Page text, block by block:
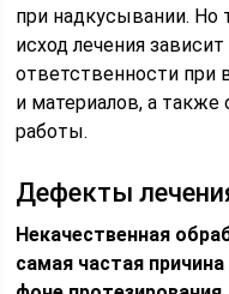
при надкусывании. Но
исход лечения
ответственности при
и материалов, а также
работы.
Дефекты
Некачественная
самая частая